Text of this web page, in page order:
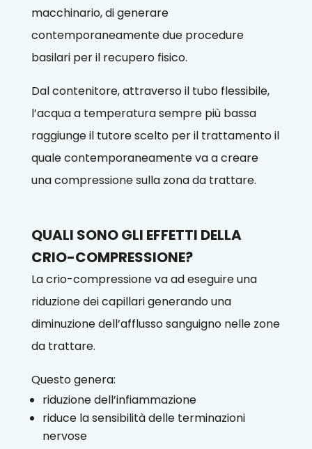
macchinario, di generare
contemporaneamente due procedure
basilari per il recupero fisico.
Dal contenitore, attraverso il tubo flessibile,
l’acqua a temperatura sempre più bassa
raggiunge il tutore scelto per il trattamento il
quale contemporaneamente va a creare
una compressione sulla zona da trattare.
QUALI SONO GLI EFFETTI DELLA
CRIO-COMPRESSIONE?
La crio-compressione va ad eseguire una
riduzione dei capillari generando una
diminuzione dell’afflusso sanguigno nelle zone
da trattare.
Questo genera:
riduzione dell’infiammazione
riduce la sensibilità delle terminazioni
nervose